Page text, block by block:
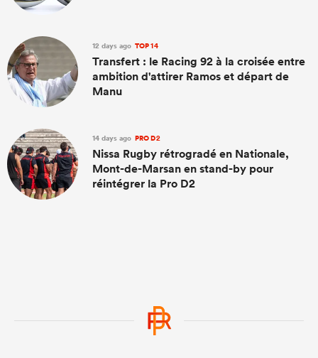
12 days ago TOP 14
Transfert : le Racing 92 à la croisée entre
ambition d'attirer Ramos et départ de
Manu
14 days ago PRO D2
Nissa Rugby rétrogradé en Nationale,
Mont-de-Marsan en stand-by pour
réintégrer la Pro D2